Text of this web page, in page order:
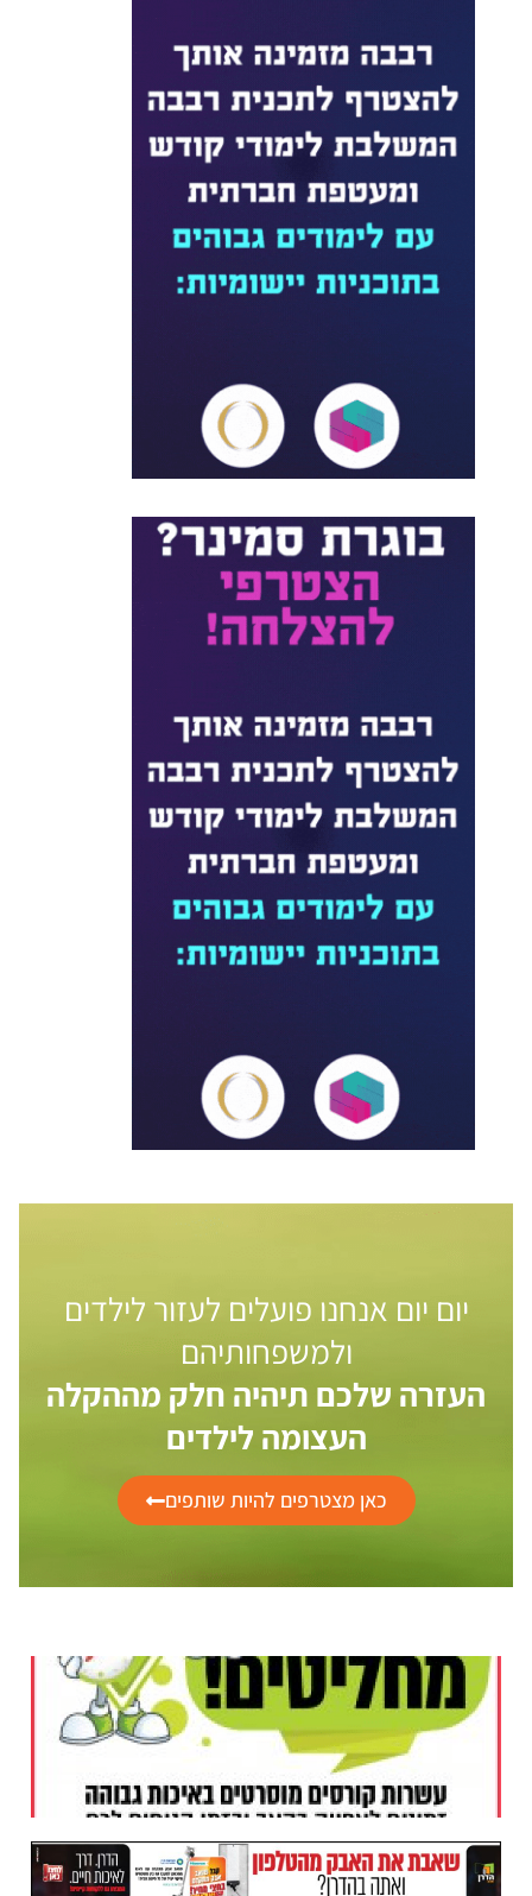
יום יום אנחנו פועלים לעזור לילדים
ולמשפחותיהם
העזרה שלכם תיהיה חלק מההקלה
העצומה לילדים
כאן מצטרפים להיות שותפים